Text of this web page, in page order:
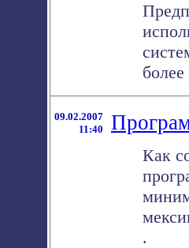
09.02.2007
11:40
Как
.